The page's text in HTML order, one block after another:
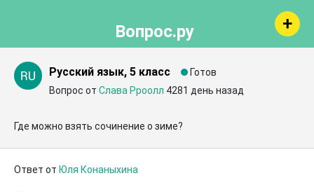
Вопрос.ру
Русский язык, 5 класс
Готов
Вопрос от Слава Рроолл 4281 день назад
Где можно взять сочинение о зиме?
Ответ от Юля Конаныхина